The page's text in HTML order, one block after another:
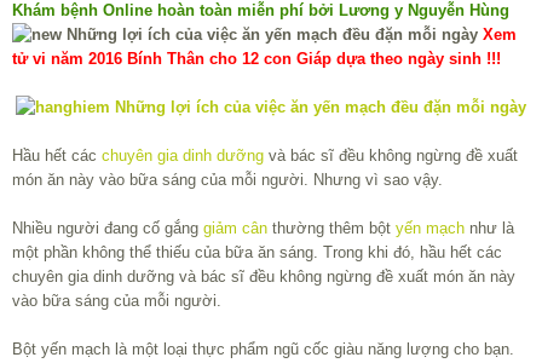
Khám bệnh Online hoàn toàn miễn phí bởi Lương y Nguyễn Hùng
Xem
tử vi năm 2016 Bính Thân cho 12 con Giáp dựa theo ngày sinh !!!
Hầu hết các chuyên gia dinh dưỡng và bác sĩ đều không ngừng đề xuất
món ăn này vào bữa sáng của mỗi người. Nhưng vì sao vậy.
Nhiều người đang cố gắng giảm cân thường thêm bột yến mạch như là
một phần không thể thiếu của bữa ăn sáng. Trong khi đó, hầu hết các
chuyên gia dinh dưỡng và bác sĩ đều không ngừng đề xuất món ăn này
vào bữa sáng của mỗi người.
Bột yến mạch là một loại thực phẩm ngũ cốc giàu năng lượng cho bạn.